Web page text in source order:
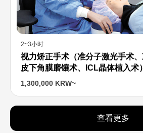
2~3小时
视力矫正手术（准分子激光手术
皮下角膜磨镶术、ICL晶体植入术）
1,300,000 KRW~
查看更多